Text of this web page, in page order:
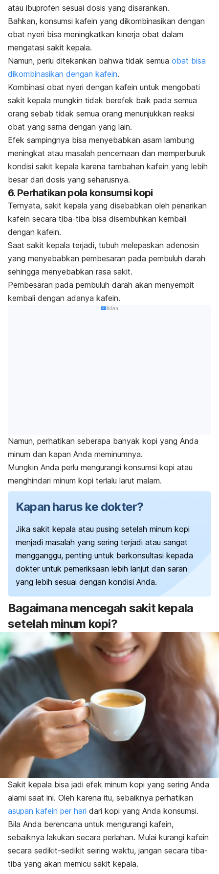
atau ibuprofen sesuai dosis yang disarankan.
Bahkan, konsumsi kafein yang dikombinasikan dengan
obat nyeri bisa meningkatkan kinerja obat dalam
mengatasi sakit kepala.
Namun, perlu ditekankan bahwa tidak semua obat bisa
dikombinasikan dengan kafein.
Kombinasi obat nyeri dengan kafein untuk mengobati
sakit kepala mungkin tidak berefek baik pada semua
orang sebab tidak semua orang menunjukkan reaksi
obat yang sama dengan yang lain.
Efek sampingnya bisa menyebabkan asam lambung
meningkat atau masalah pencernaan dan memperburuk
kondisi sakit kepala karena tambahan kafein yang lebih
besar dari dosis yang seharusnya.
6. Perhatikan pola konsumsi kopi
Ternyata, sakit kepala yang disebabkan oleh penarikan
kafein secara tiba-tiba bisa disembuhkan kembali
dengan kafein.
Saat sakit kepala terjadi, tubuh melepaskan adenosin
yang menyebabkan pembesaran pada pembuluh darah
sehingga menyebabkan rasa sakit.
Pembesaran pada pembuluh darah akan menyempit
kembali dengan adanya kafein.
Iklan
Namun, perhatikan seberapa banyak kopi yang Anda
minum dan kapan Anda meminumnya.
Mungkin Anda perlu mengurangi konsumsi kopi atau
menghindari minum kopi terlalu larut malam.
Kapan harus ke dokter?
Jika sakit kepala atau pusing setelah minum kopi
menjadi masalah yang sering terjadi atau sangat
mengganggu, penting untuk berkonsultasi kepada
dokter untuk pemeriksaan lebih lanjut dan saran
yang lebih sesuai dengan kondisi Anda.
Bagaimana mencegah sakit kepala
setelah minum kopi?
Sakit kepala bisa jadi efek minum kopi yang sering Anda
alami saat ini. Oleh karena itu, sebaiknya perhatikan
asupan kafein per hari dari kopi yang Anda konsumsi.
Bila Anda berencana untuk mengurangi kafein,
sebaiknya lakukan secara perlahan. Mulai kurangi kafein
secara sedikit-sedikit seiring waktu, jangan secara tiba-
tiba yang akan memicu sakit kepala.